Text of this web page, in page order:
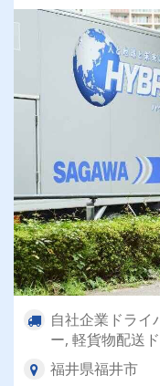
自社企業ドライ
ー, 軽貨物配送
福井県福井市